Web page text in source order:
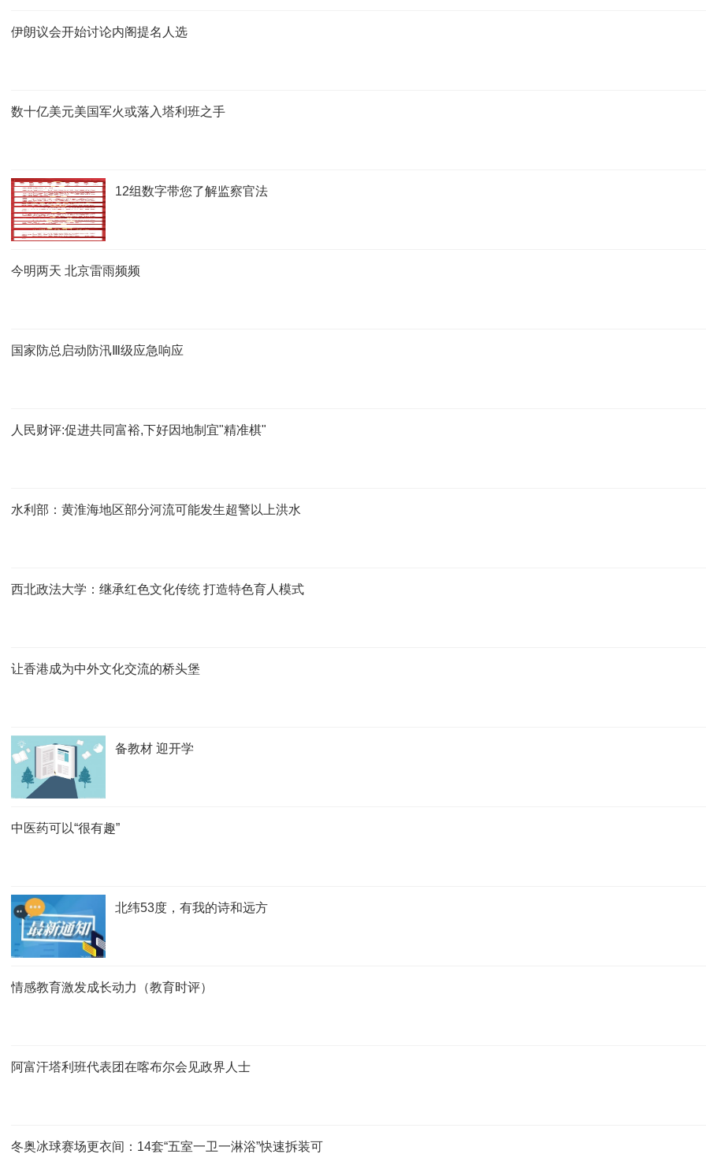
伊朗议会开始讨论内阁提名人选
数十亿美元美国军火或落入塔利班之手
12组数字带您了解监察官法
今明两天 北京雷雨频频
国家防总启动防汛Ⅲ级应急响应
人民财评:促进共同富裕,下好因地制宜"精准棋"
水利部：黄淮海地区部分河流可能发生超警以上洪水
西北政法大学：继承红色文化传统 打造特色育人模式
让香港成为中外文化交流的桥头堡
备教材 迎开学
中医药可以“很有趣”
北纬53度，有我的诗和远方
情感教育激发成长动力（教育时评）
阿富汗塔利班代表团在喀布尔会见政界人士
冬奥冰球赛场更衣间：14套“五室一卫一淋浴”快速拆装可